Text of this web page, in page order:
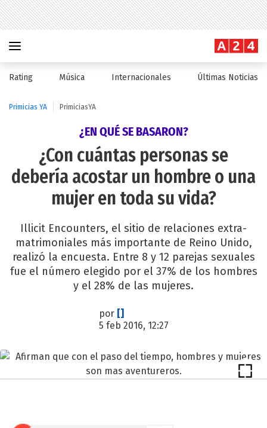
Rating Música Internacionales Últimas Noticias
Primicias YA PrimiciasYA
¿EN QUÉ SE BASARON?
¿Con cuántas personas se
debería acostar un hombre o una
mujer en toda su vida?
Illicit Encounters, el sitio de relaciones extra-
matrimoniales más importante de Reino Unido,
realizó la encuesta. Entre 8 y 12 parejas sexuales
fue el número elegido por el 37% de los hombres
y el 28% de las mujeres.
por []
5 feb 2016, 12:27